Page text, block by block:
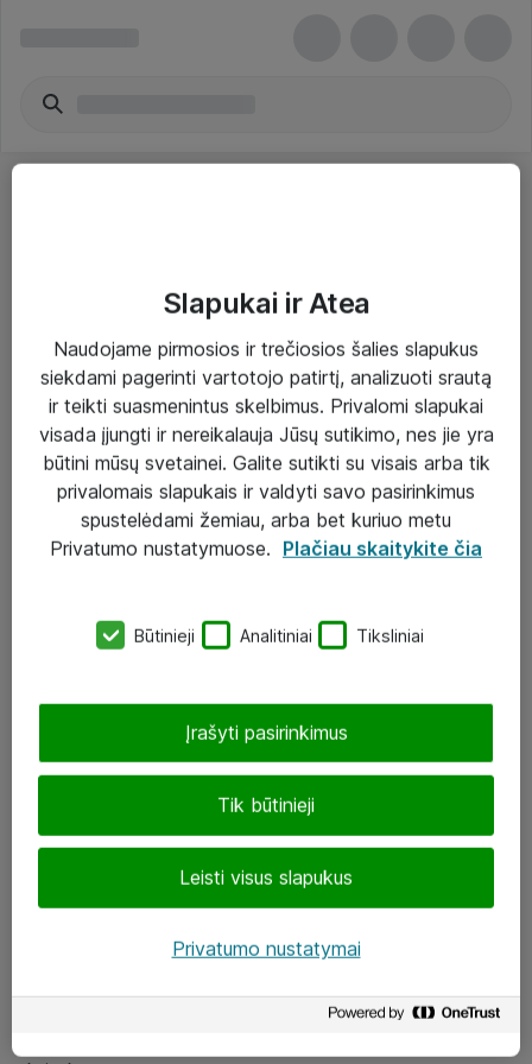
Paslaugos
Sprendimai
Įgyvendinti projektai
Atea ekspertų patarimai verslui
eShop@atea.lt
LinkedIn
Slapukai ir Atea
Naudojame pirmosios ir trečiosios šalies slapukus
siekdami pagerinti vartotojo patirtį, analizuoti srautą
ir teikti suasmenintus skelbimus. Privalomi slapukai
visada įjungti ir nereikalauja Jūsų sutikimo, nes jie yra
būtini mūsų svetainei. Galite sutikti su visais arba tik
privalomais slapukais ir valdyti savo pasirinkimus
spustelėdami žemiau, arba bet kuriuo metu
Privatumo nustatymuose. Plačiau skaitykite čia
Būtinieji Analitiniai Tiksliniai
Tik būtinieji
Leisti visus slapukus
Įrašyti pasirinkimus
Privatumo nustatymai